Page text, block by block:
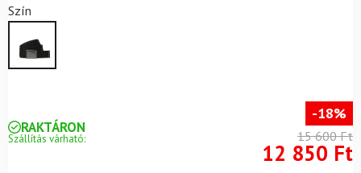
Szín
RAKTÁRON
Szállítás várható:
-18%
15 600 Ft
12 850 Ft